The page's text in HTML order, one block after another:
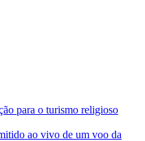
para o turismo religioso
ao vivo de um voo da